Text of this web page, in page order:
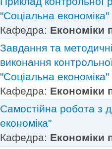
"Соціальна економіка"
Кафедра: Економіки
Завдання та
виконання
"Соціальна економіка"
Кафедра: Економіки
Самостійна робота з
економіка"
Кафедра: Економіки